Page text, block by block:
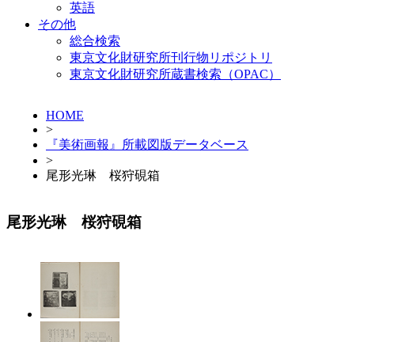
英語
その他
総合検索
東京文化財研究所刊行物リポジトリ
東京文化財研究所蔵書検索（OPAC）
HOME
>
『美術画報』所載図版データベース
>
尾形光琳 桜狩硯箱
尾形光琳 桜狩硯箱